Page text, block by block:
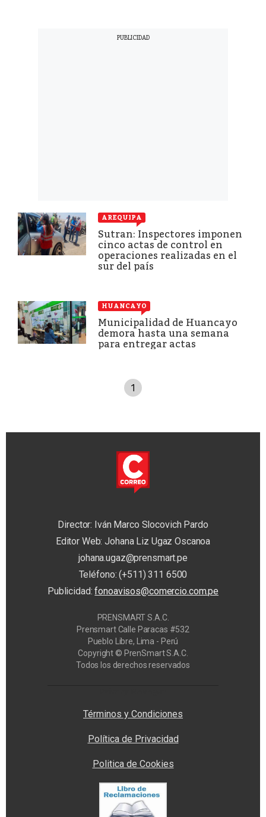
AREQUIPA
Sutran: Inspectores imponen
cinco actas de control en
operaciones realizadas en el
sur del país
HUANCAYO
Municipalidad de Huancayo
demora hasta una semana
para entregar actas
1
Director: Iván Marco Slocovich Pardo
Editor Web: Johana Liz Ugaz Oscanoa
johana.ugaz@prensmart.pe
Teléfono: (+511) 311 6500
Publicidad:fonoavisos@comercio.com.pe
PRENSMART S.A.C.
Prensmart Calle Paracas #532
Pueblo Libre, Lima - Perú
Copyright © PrenSmart S.A.C.
Todos los derechos reservados
Términos y Condiciones
Política de Privacidad
Politica de Cookies